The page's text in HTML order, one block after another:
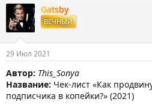
т
о
р
т
е
м
ы
т
а
н
а
л
а
Gatsby
ВЕЧНЫЙ
29 Июл 2021
Автор: This_Sonya
Название: Чек-лист «Как
подписчика в копейки?» (2021)